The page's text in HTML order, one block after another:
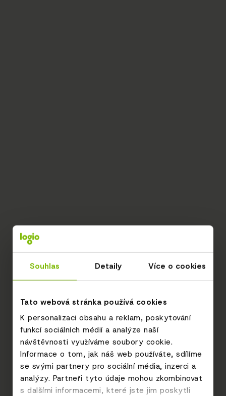
Souhlas Detaily Více o cookies
Tato webová stránka používá cookies
K personalizaci obsahu a reklam, poskytování
funkcí sociálních médií a analýze naší
návštěvnosti využíváme soubory cookie.
Informace o tom, jak náš web používáte, sdílíme
se svými partnery pro sociální média, inzerci a
analýzy. Partneři tyto údaje mohou zkombinovat
s dalšími informacemi, které jste jim poskytli